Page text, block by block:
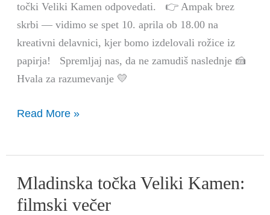
točki Veliki Kamen odpovedati. 👉 Ampak brez
skrbi — vidimo se spet 10. aprila ob 18.00 na
kreativni delavnici, kjer bomo izdelovali rožice iz
papirja! Spremljaj nas, da ne zamudiš naslednje 🍰
Hvala za razumevanje 💛
sadna
kupa
Read More »
Mladinska točka Veliki Kamen:
filmski večer
Mladinska
točka